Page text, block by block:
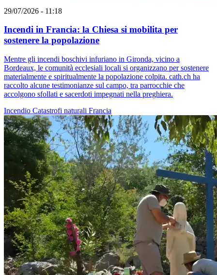
29/07/2026 - 11:18
Incendi in Francia: la Chiesa si mobilita per
sostenere la popolazione
Mentre gli incendi boschivi infuriano in Gironda, vicino a
Bordeaux, le comunità ecclesiali locali si organizzano per sostenere
materialmente e spiritualmente la popolazione colpita. cath.ch ha
raccolto alcune testimonianze sul campo, tra parrocchie che
accolgono sfollati e sacerdoti impegnati nella preghiera.
Incendio Catastrofi naturali Francia